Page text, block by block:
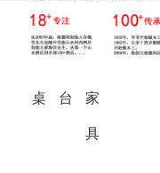
火
桌
调
台 家
具
家 桌
中
式
椅